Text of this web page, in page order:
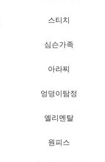
스티치
심슨가족
아라찌
엉덩이탐정
엘리멘탈
원피스